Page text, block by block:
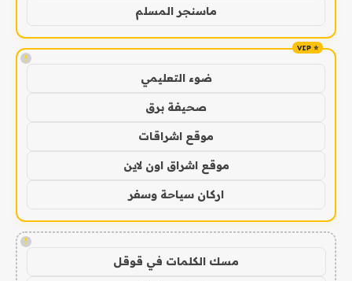
ماسنجر المسلم
!
ضوء التعليمي
صحيفة برق
موقع اشراقات
موقع اشراق اون لاين
اركان سياحة وسفر
!
مسك الكلمات في قوقل